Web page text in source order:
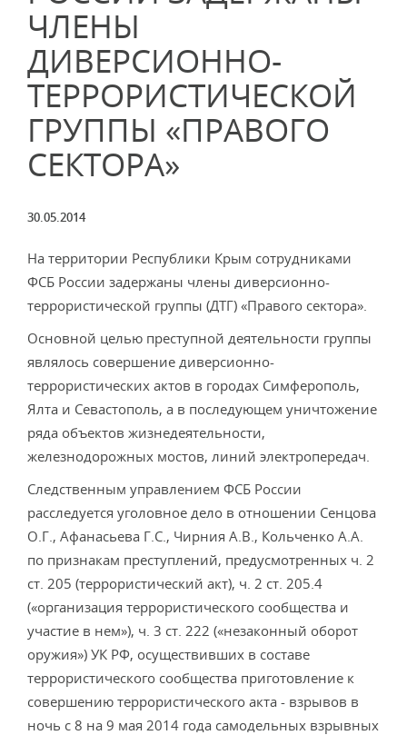
ЧЛЕНЫ
ДИВЕРСИОННО-
ТЕРРОРИСТИЧЕСКОЙ
ГРУППЫ «ПРАВОГО
СЕКТОРА»
30.05.2014
На территории Республики Крым сотрудниками
ФСБ России задержаны члены диверсионно-
террористической группы (ДТГ) «Правого сектора».
Основной целью преступной деятельности группы
являлось совершение диверсионно-
террористических актов в городах Симферополь,
Ялта и Севастополь, а в последующем уничтожение
ряда объектов жизнедеятельности,
железнодорожных мостов, линий электропередач.
Следственным управлением ФСБ России
расследуется уголовное дело в отношении Сенцова
О.Г., Афанасьева Г.С., Чирния А.В., Кольченко А.А.
по признакам преступлений, предусмотренных ч. 2
ст. 205 (террористический акт), ч. 2 ст. 205.4
(«организация террористического сообщества и
участие в нем»), ч. 3 ст. 222 («незаконный оборот
оружия») УК РФ, осуществивших в составе
террористического сообщества приготовление к
совершению террористического акта - взрывов в
ночь с 8 на 9 мая 2014 года самодельных взрывных